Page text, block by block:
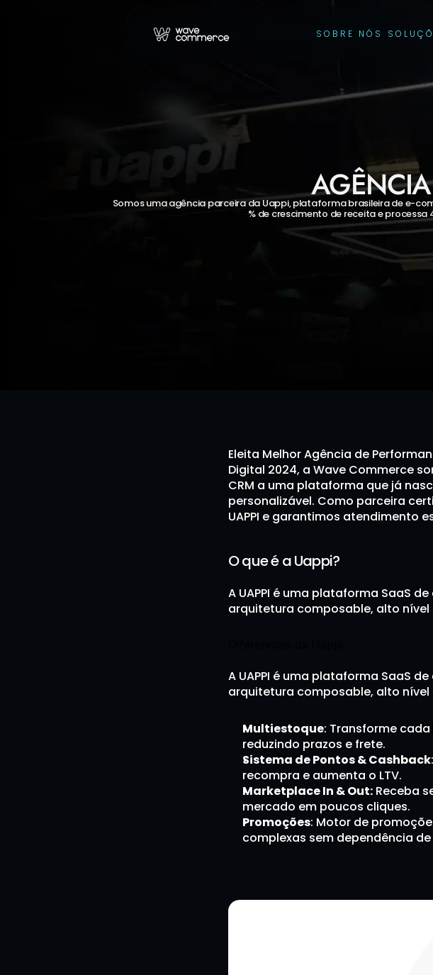
Somos uma agência parceira da Uappi, plataforma brasileira de e-
% de crescimento de receita e processa
Eleita Melhor Agência de
Digital 2024, a Wave Commerce
CRM a uma plataforma que já
personalizável. Como parceira
UAPPI e garantimos atendimento
O que é a Uappi?
A UAPPI é uma plataforma SaaS
arquitetura composable, alto
A UAPPI é uma plataforma SaaS
arquitetura composable, alto
Multiestoque: Transforme
reduzindo prazos e frete.
Sistema de Pontos & Cashback
recompra e aumenta o LTV.
Marketplace In & Out: Receba
mercado em poucos cliques.
Promoções: Motor de
complexas sem dependência
SOBRE NÓS